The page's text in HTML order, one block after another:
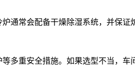
通常会配备干燥除湿系统，并保
多重安全措施。如果选型不当，